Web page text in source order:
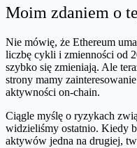
Moim zdaniem o
Nie mówię, że Ethereum
liczbę cykli i zmienności od
szybko się zmieniają. Ale
strony mamy
aktywności on-chain.
Ciągle myślę o ryzykach
widzieliśmy ostatnio. Kiedy
aktywów jedna na drugiej,